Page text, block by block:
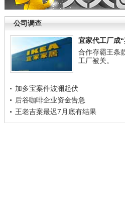
公司调查
宜家代工厂成
合作存霸王条
工厂被关。
加多宝案件波澜起伏
后谷咖啡企业资金告急
王老吉案最迟7月底有结果